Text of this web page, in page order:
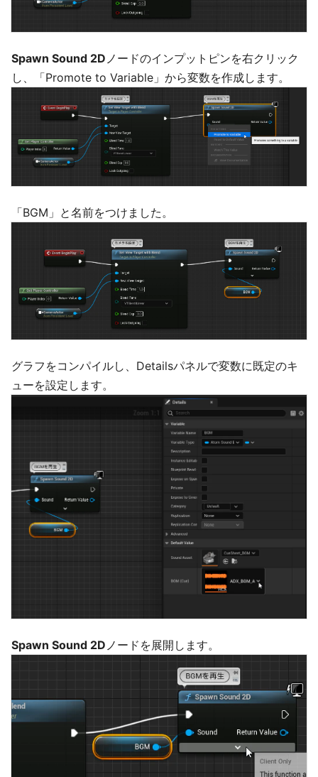
Spawn Sound 2D ノードのインプットピンを右クリック
し、「Promote to Variable」から変数を作成します。
「BGM」と名前をつけました。
グラフをコンパイルし、Detailsパネルで変数に既定のキ
ューを設定します。
Spawn Sound 2D ノードを展開します。